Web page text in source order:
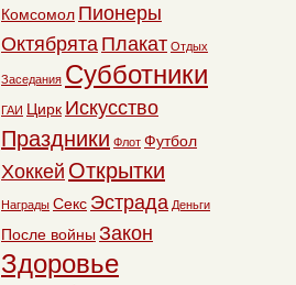
Комсомол Пионеры
Октябрята Плакат Отдых
Заседания Субботники
ГАИ Цирк Искусство
Праздники Флот Футбол
Хоккей Открытки
Награды Секс Эстрада Деньги
После войны Закон
Здоровье